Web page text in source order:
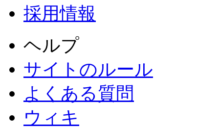
採用情報
ヘルプ
サイトのルール
よくある質問
ウィキ